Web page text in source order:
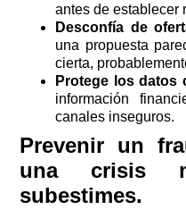
antes de establecer
Desconfía de
una propuesta
cierta,
Protege los datos
información
canales inseguros.
Prevenir un
una crisis
subestimes.